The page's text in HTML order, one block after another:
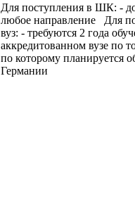
Для поступления в ШК: -
любое направление Для
вуз: - требуются 2 года
аккредитованном вузе по
по которому планируется
Германии